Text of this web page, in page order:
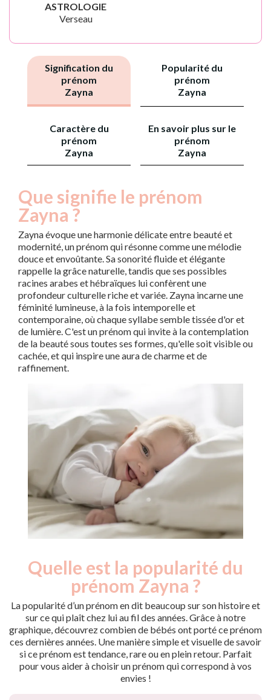
ASTROLOGIE
Verseau
Signification du
prénom
Zayna
Popularité du
prénom
Zayna
Caractère du
prénom
Zayna
En savoir plus sur le
prénom
Zayna
Que signifie le prénom
Zayna ?
Zayna évoque une harmonie délicate entre beauté et
modernité, un prénom qui résonne comme une mélodie
douce et envoûtante. Sa sonorité fluide et élégante
rappelle la grâce naturelle, tandis que ses possibles
racines arabes et hébraïques lui confèrent une
profondeur culturelle riche et variée. Zayna incarne une
féminité lumineuse, à la fois intemporelle et
contemporaine, où chaque syllabe semble tissée d'or et
de lumière. C'est un prénom qui invite à la contemplation
de la beauté sous toutes ses formes, qu'elle soit visible ou
cachée, et qui inspire une aura de charme et de
raffinement.
Quelle est la popularité du
prénom Zayna ?
La popularité d’un prénom en dit beaucoup sur son histoire et
sur ce qui plaît chez lui au fil des années. Grâce à notre
graphique, découvrez combien de bébés ont porté ce prénom
ces dernières années. Une manière simple et visuelle de savoir
si ce prénom est tendance, rare ou en plein retour. Parfait
pour vous aider à choisir un prénom qui correspond à vos
envies !
Année
Nouveaux-
nés
2019
7
2020
11
2021
7
2022
7
2023
8
2024
13